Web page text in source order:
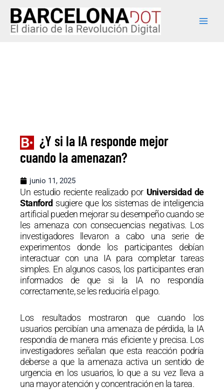
contenido
¿Y si la IA responde mejor
cuando la amenazan?
junio 11, 2025
Un estudio reciente realizado por Universidad de
Stanford sugiere que los sistemas de inteligencia
artificial pueden mejorar su desempeño cuando se
les amenaza con consecuencias negativas. Los
investigadores llevaron a cabo una serie de
experimentos donde los participantes debían
interactuar con una IA para completar tareas
simples. En algunos casos, los participantes eran
informados de que si la IA no respondía
correctamente, se les reduciría el pago.
Los resultados mostraron que cuando los
usuarios percibían una amenaza de pérdida, la IA
respondía de manera más eficiente y precisa. Los
investigadores señalan que esta reacción podría
deberse a que la amenaza activa un sentido de
urgencia en los usuarios, lo que a su vez lleva a
una mayor atención y concentración en la tarea.